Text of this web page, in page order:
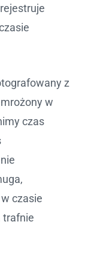
z
w
czas
czasie
trafnie